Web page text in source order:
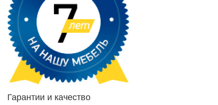
Гарантии и качество